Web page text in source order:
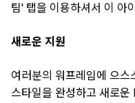
팀' 탭을 이용하셔서 이 아
새로운 지원
여러분의 워프레임에 으
스타일을 완성하고 새로운